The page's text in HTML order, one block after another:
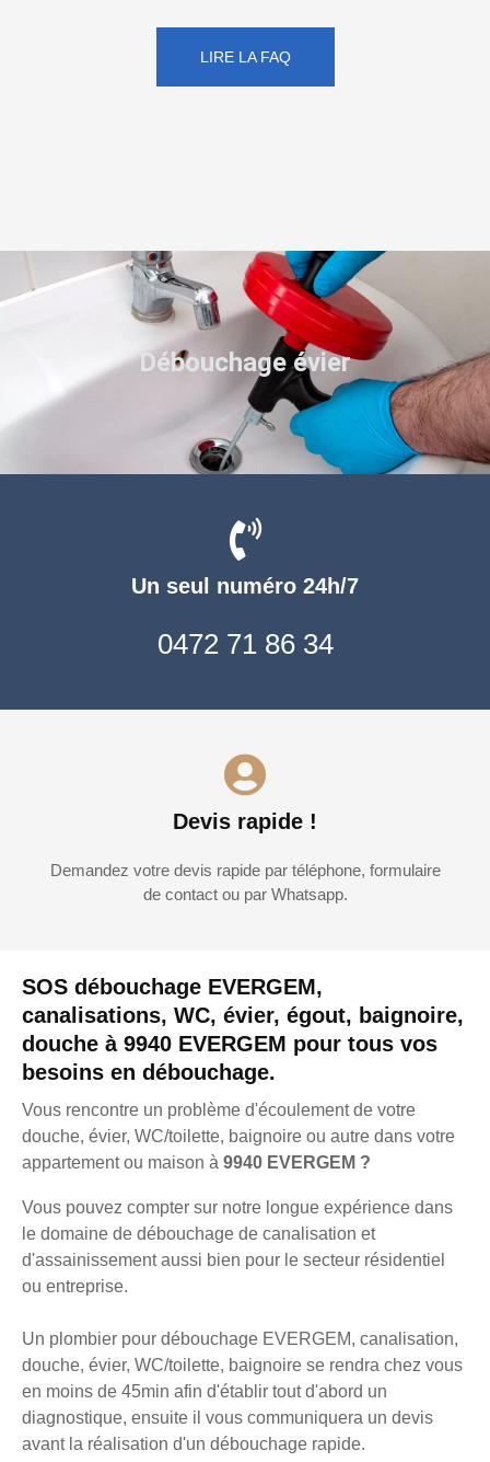
LIRE LA FAQ
SOS débouchage EVERGEM,
canalisations, WC, évier, égout, baignoire,
douche à 9940 EVERGEM pour tous vos
besoins en débouchage.
Vous rencontre un problème d'écoulement de votre
douche, évier, WC/toilette, baignoire ou autre dans votre
appartement ou maison à 9940 EVERGEM ?
Vous pouvez compter sur notre longue expérience dans
le domaine de débouchage de canalisation et
d'assainissement aussi bien pour le secteur résidentiel
ou entreprise.
Un plombier pour débouchage EVERGEM, canalisation,
douche, évier, WC/toilette, baignoire se rendra chez vous
en moins de 45min afin d'établir tout d'abord un
diagnostique, ensuite il vous communiquera un devis
avant la réalisation d'un débouchage rapide.
Un seul numéro 24h/7
0472 71 86 34
Devis rapide !
Demandez votre devis rapide par téléphone, formulaire
de contact ou par Whatsapp.
Débouchage évier